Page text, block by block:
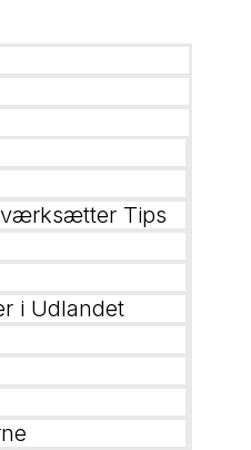
Tips
i Udlandet